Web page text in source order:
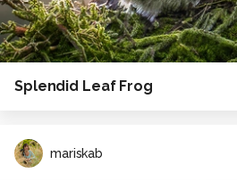
Splendid Leaf Frog
mariskab